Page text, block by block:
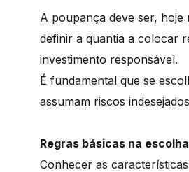
A poupança deve ser,
definir a quantia a colocar
investimento responsável.
É fundamental que se
assumam riscos
Regras básicas na
Conhecer as